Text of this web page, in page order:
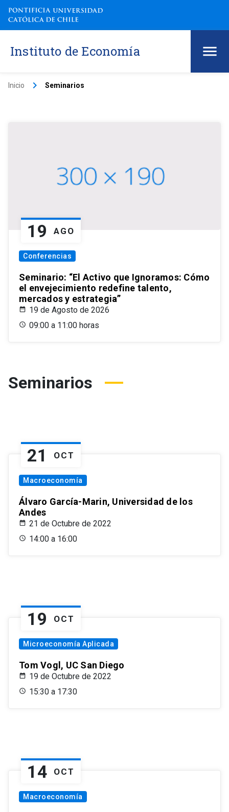
Instituto de Economía
Inicio keyboard_arrow_right Seminarios
19 AGO
Conferencias
Seminario: “El Activo que Ignoramos: Cómo
el envejecimiento redefine talento,
mercados y estrategia”
19 de Agosto de 2026
09:00 a 11:00 horas
Seminarios
21 OCT
Macroeconomía
Álvaro García-Marin, Universidad de los
Andes
21 de Octubre de 2022
14:00 a 16:00
19 OCT
Microeconomía Aplicada
Tom Vogl, UC San Diego
19 de Octubre de 2022
15:30 a 17:30
14 OCT
Macroeconomía